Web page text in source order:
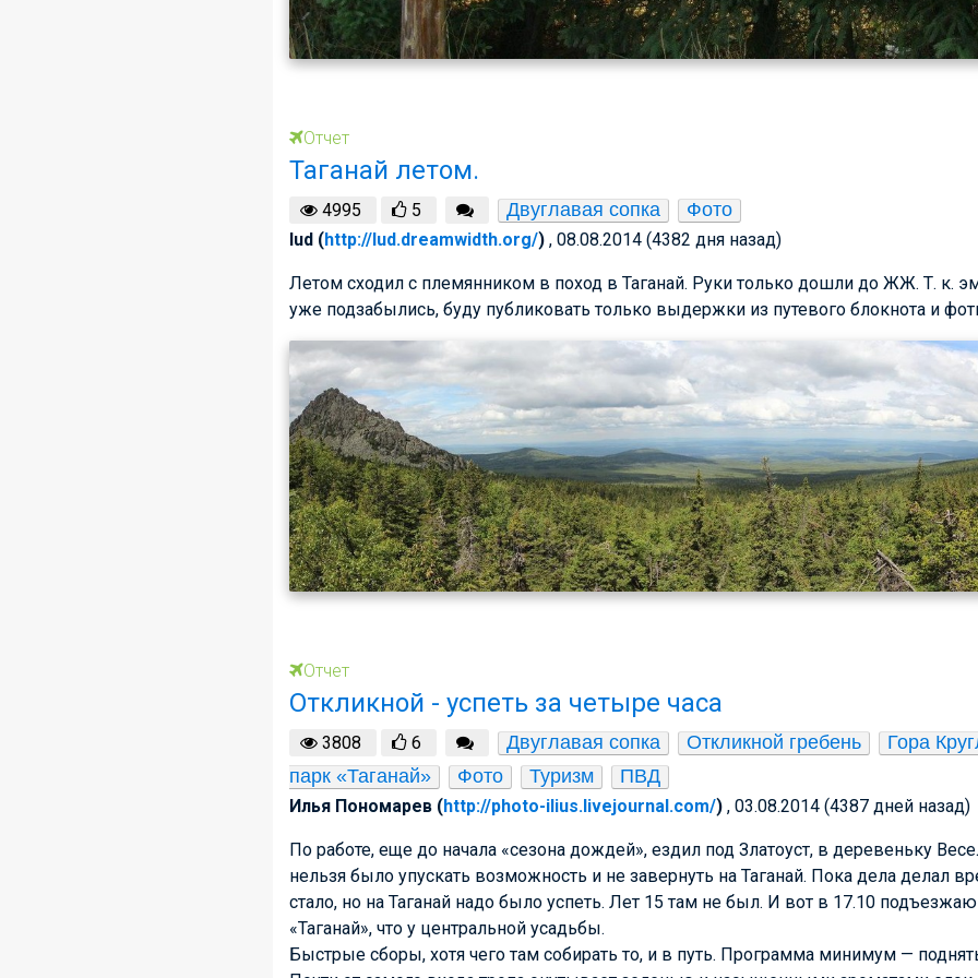
Отчет
Таганай летом.
4995 5 Двуглавая сопка Фото
lud (http://lud.dreamwidth.org/) , 08.08.2014 (4382 дня назад)
Летом сходил с племянником в поход в Таганай. Руки только дошли до ЖЖ. Т. к.
уже подзабылись, буду публиковать только выдержки из путевого блокнота и
Отчет
Откликной - успеть за четыре часа
3808 6 Двуглавая сопка Откликной гребень
Гора
парк «Таганай»
Фото Туризм ПВД
Илья Пономарев (http://photo-ilius.livejournal.com/) , 03.08.2014 (4387 дней назад)
По работе, еще до начала «сезона дождей», ездил под Златоуст, в деревеньку
нельзя было упускать возможность и не завернуть на Таганай. Пока дела делал
стало, но на Таганай надо было успеть. Лет 15 там не был. И вот в 17.10
«Таганай», что у центральной усадьбы.
Быстрые сборы, хотя чего там собирать то, и в путь. Программа минимум —